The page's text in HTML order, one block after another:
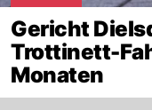
Gericht
Trottinett-
Monaten